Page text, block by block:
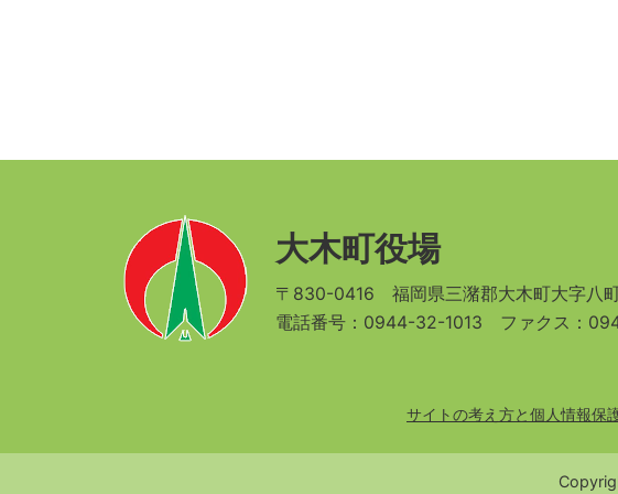
大木町役場
〒830-0416 福岡県三潴郡大木町大字八
電話番号：0944-32-1013 ファクス：
サイトの考え方と個人情報保